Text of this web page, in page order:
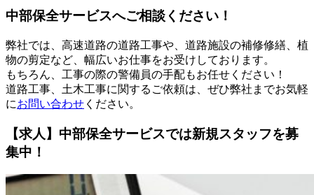
中部保全サービスへご相談ください！
弊社では、高速道路の道路工事や、道路施設の補修修繕、植
物の剪定など、幅広いお仕事をお受けしております。
もちろん、工事の際の警備員の手配もお任せください！
道路工事、土木工事に関するご依頼は、ぜひ弊社までお気軽
にお問い合わせ ください。
【求人】中部保全サービスでは新規スタッフを募
集中！